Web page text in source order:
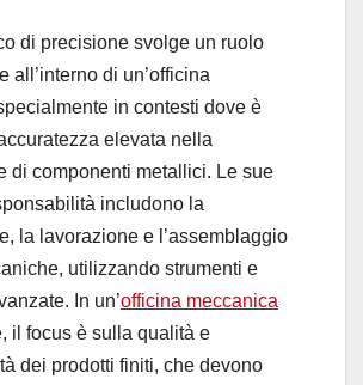
di precisione svolge un ruolo
all’interno di un’officina
in contesti dove è
elevata nella
di componenti metallici. Le sue
includono la
la lavorazione e l’assemblaggio
utilizzando strumenti e
In un’officina meccanica
il focus è sulla qualità e
dei prodotti finiti, che devono